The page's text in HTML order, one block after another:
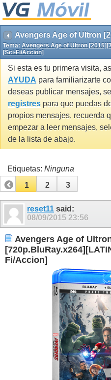
Tema: Avengers Age of Ultron
[Sci-Fi/Accion]
Si esta es tu primera visita,
AYUDA para familiarizarte
deseas publicar mensajes,
registres para que puedas
propios mensajes, recuerda
empezar a leer mensajes,
de la lista de abajo.
Etiquetas: Ninguna
1
2 3
reset11 said:
08/09/2015 23:56
Avengers Age of
Fi/Accion]